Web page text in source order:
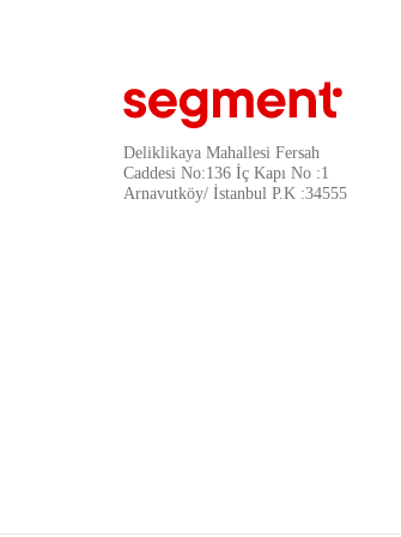
Deliklikaya Mahallesi Fersah
Caddesi No:136 İç Kapı No :1
Arnavutköy/ İstanbul P.K :34555